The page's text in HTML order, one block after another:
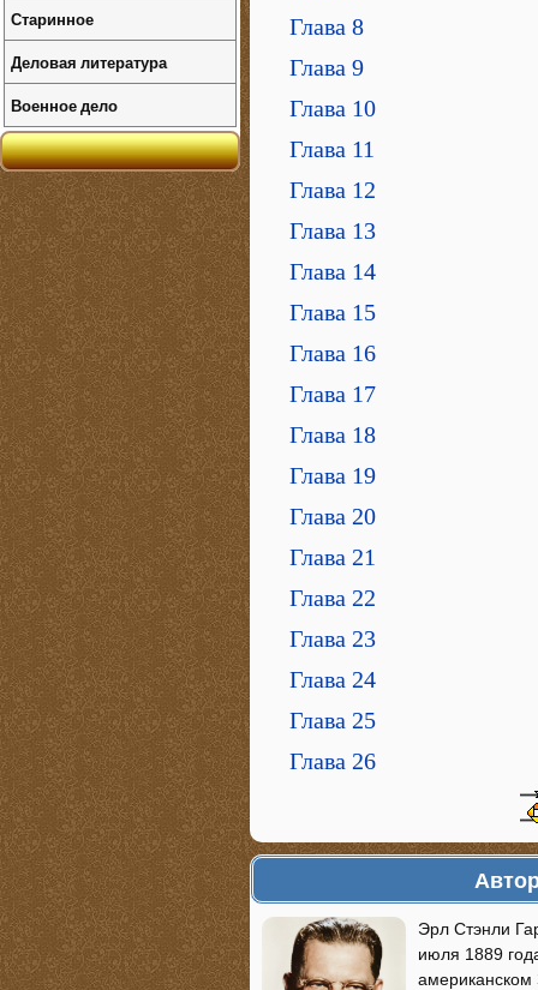
Глава 8
Глава 9
Глава 10
Глава 11
Глава 12
Глава 13
Глава 14
Глава 15
Глава 16
Глава 17
Глава 18
Глава 19
Глава 20
Глава 21
Глава 22
Глава 23
Глава 24
Глава 25
Глава 26
Эрл Стэнли
июля 1889
американском
Старинное
Деловая литература
Военное дело